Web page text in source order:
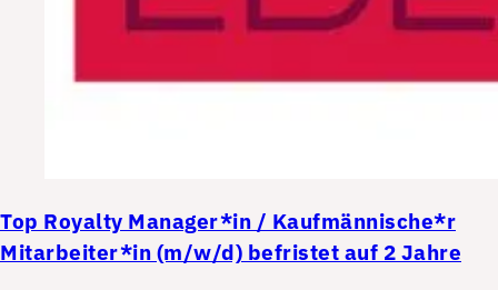
Top Royalty Manager*in / Kaufmännische*r
Mitarbeiter*in (m/w/d) befristet auf 2 Jahre